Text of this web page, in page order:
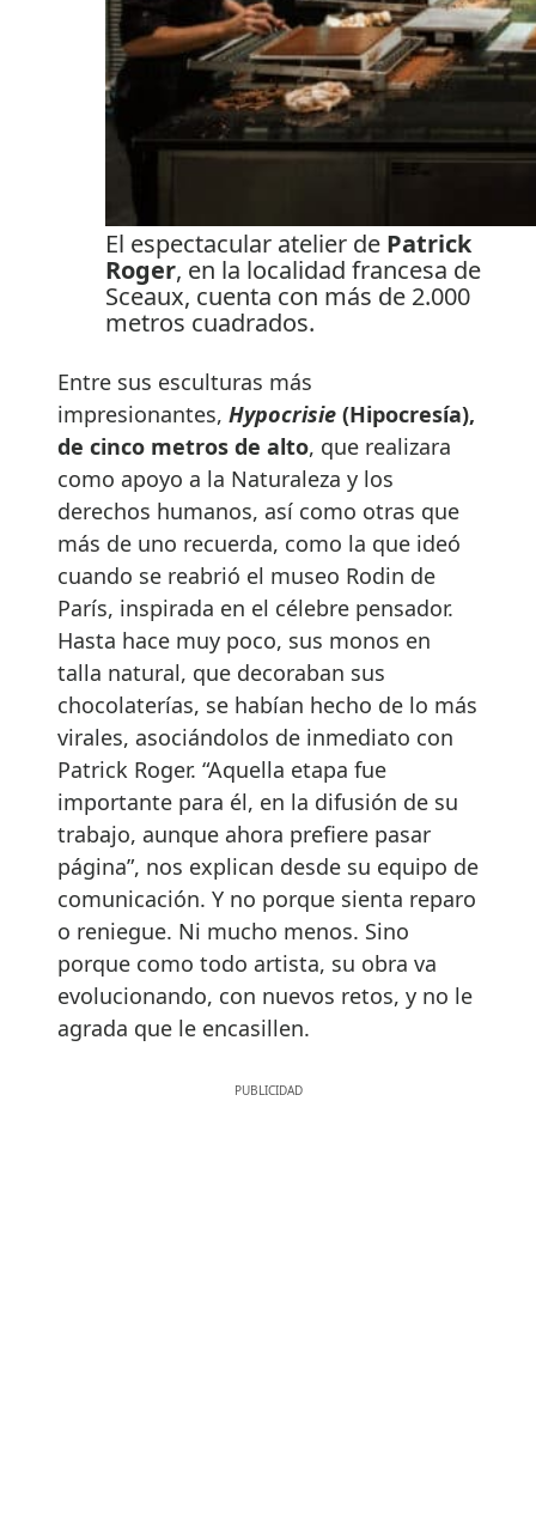
El espectacular atelier de Patrick
Roger, en la localidad francesa de
Sceaux, cuenta con más de 2.000
metros cuadrados.
Entre sus esculturas más
impresionantes, Hypocrisie (Hipocresía),
de cinco metros de alto, que realizara
como apoyo a la Naturaleza y los
derechos humanos, así como otras que
más de uno recuerda, como la que ideó
cuando se reabrió el museo Rodin de
París, inspirada en el célebre pensador.
Hasta hace muy poco, sus monos en
talla natural, que decoraban sus
chocolaterías, se habían hecho de lo más
virales, asociándolos de inmediato con
Patrick Roger. “Aquella etapa fue
importante para él, en la difusión de su
trabajo, aunque ahora prefiere pasar
página”, nos explican desde su equipo de
comunicación. Y no porque sienta reparo
o reniegue. Ni mucho menos. Sino
porque como todo artista, su obra va
evolucionando, con nuevos retos, y no le
agrada que le encasillen.